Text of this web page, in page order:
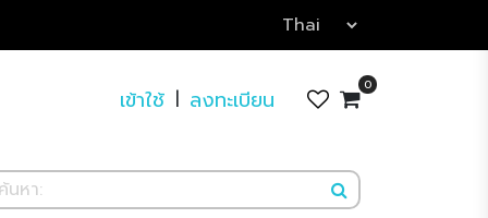
เข้าใช้ | ลงทะเบียน
0